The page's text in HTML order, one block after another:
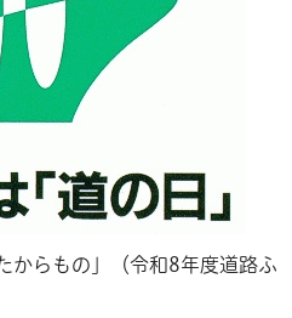
からもの」（令和8年度道路ふ